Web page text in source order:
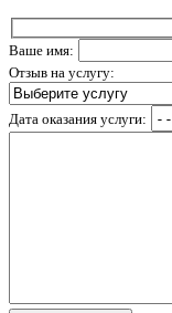
Ваше имя:
Отзыв на услугу:
Дата оказания услуги: